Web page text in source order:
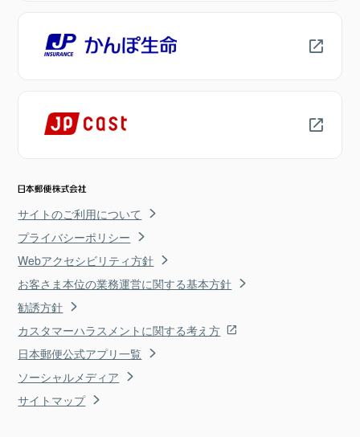
サイトのご利用について
プライバシーポリシー
Webアクセシビリティ方針
お客さま本位の業務運営に関する基本方針
勧誘方針
カスタマーハラスメントに関する考え方
日本郵便公式アプリ一覧
ソーシャルメディア
サイトマップ